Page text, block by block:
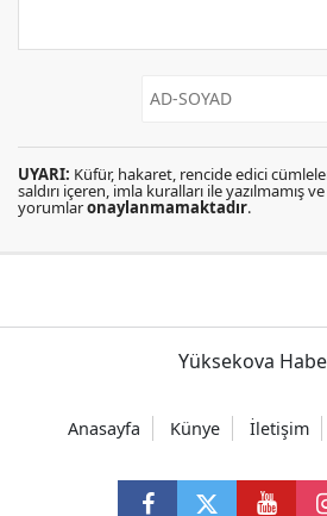
UYARI: Küfür, hakaret, rencide edici
saldırı içeren, imla kuralları ile yazılmamış
yorumlaronaylanmamaktadır.
Yüksekova
Anasayfa Künye İletişim